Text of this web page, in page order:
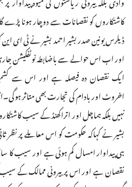
کاشتکاروں کو نقصانات سے دوچار ہونا پڑے
ڈیلرس یونین صدر بشیر احمد بشیر نے ٹی ای این کو
اور اب اس حوالے سے باضابطہ نوٹفکیشن
ایک نقصان دہ فیصلہ ہے اور اس سے
اخروٹ اور بادام کی تجارت بھی متاثر
نہیں بلکہ ہماچل اور اتراکھنڈ کے سیب
بشیر نے کہاکہ حکومت کو اس معاملے پر نظر
ہی پیداوار امسال کم ہوئی ہے اور سیب کا
نقصان ہے اور اس پر بیرونی ممالک کے